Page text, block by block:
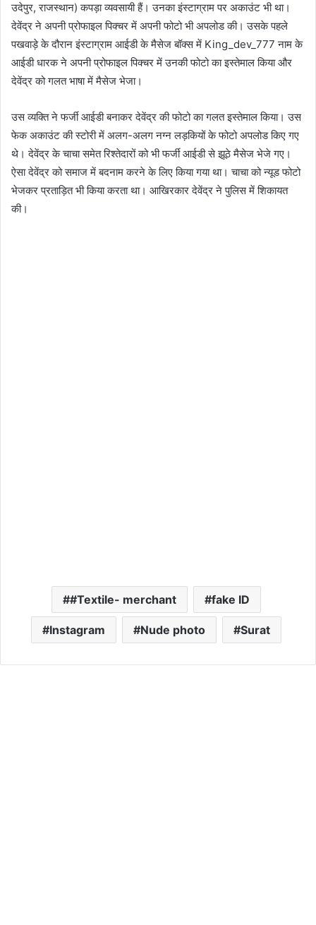
a
i
l
उदेपुर, राजस्थान) कपड़ा व्यवसायी हैं। उनका इंस्टाग्राम पर अकाउंट भी था।
देवेंद्र ने अपनी प्रोफाइल पिक्चर में अपनी फोटो भी अपलोड की। उसके पहले
पखवाड़े के दौरान इंस्टाग्राम आईडी के मैसेज बॉक्स में King_dev_777 नाम के
आईडी धारक ने अपनी प्रोफाइल पिक्चर में उनकी फोटो का इस्तेमाल किया और
देवेंद्र को गलत भाषा में मैसेज भेजा।
उस व्यक्ति ने फर्जी आईडी बनाकर देवेंद्र की फोटो का गलत इस्तेमाल किया। उस
फेक अकाउंट की स्टोरी में अलग-अलग नग्न लड़कियों के फोटो अपलोड किए गए
थे। देवेंद्र के चाचा समेत रिश्तेदारों को भी फर्जी आईडी से झूठे मैसेज भेजे गए।
ऐसा देवेंद्र को समाज में बदनाम करने के लिए किया गया था। चाचा को न्यूड फोटो
भेजकर प्रताड़ित भी किया करता था। आखिरकार देवेंद्र ने पुलिस में शिकायत
की।
#Textile- merchant fake ID
Instagram Nude photo Surat